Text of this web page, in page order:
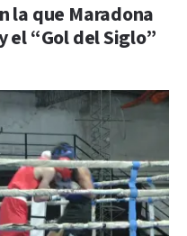
la que Maradona
el “Gol del Siglo”